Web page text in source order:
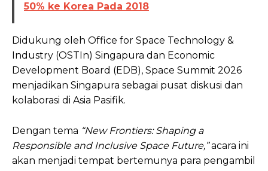
50% ke Korea Pada 2018
Didukung oleh Office for Space Technology &
Industry (OSTIn) Singapura dan Economic
Development Board (EDB), Space Summit 2026
menjadikan Singapura sebagai pusat diskusi dan
kolaborasi di Asia Pasifik.
Dengan tema “New Frontiers: Shaping a
Responsible and Inclusive Space Future,”acara ini
akan menjadi tempat bertemunya para pengambil